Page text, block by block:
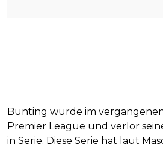
Bunting wurde im
Premier League und verlor
in Serie. Diese Serie hat laut